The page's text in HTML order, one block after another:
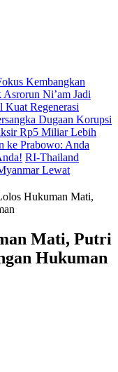
Kembangkan
Ni’am Jadi
Regenerasi
Dugaan Korupsi
Rp5 Miliar Lebih
ke Prabowo: Anda
RI-Thailand
Lewat
Hukuman Mati,
Mati, Putri
Hukuman